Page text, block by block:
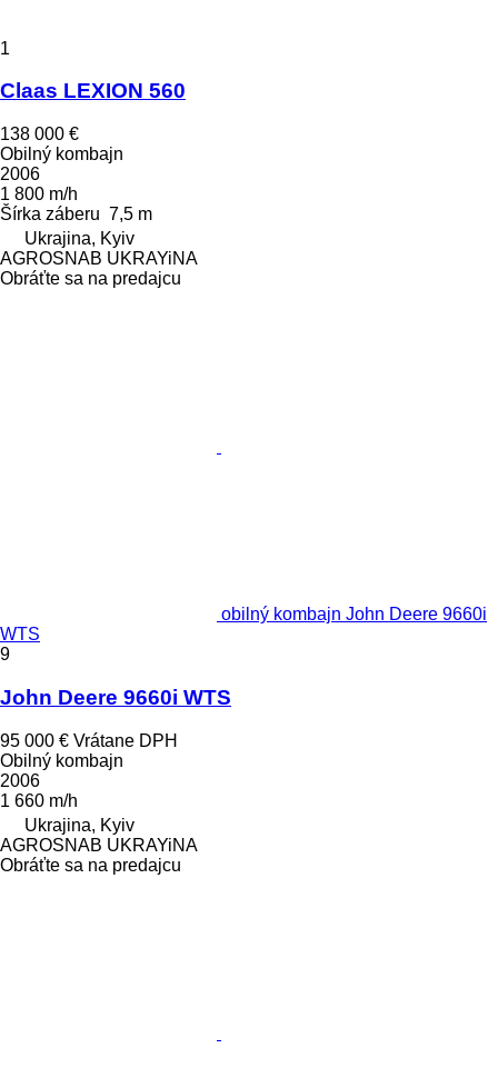
1
Claas LEXION 560
138 000 €
Obilný kombajn
2006
1 800 m/h
Šírka záberu 7,5 m
Ukrajina, Kyiv
AGROSNAB UKRAYiNA
Obráťte sa na predajcu
obilný kombajn John Deere 9660i
WTS
9
John Deere 9660i WTS
95 000 € Vrátane DPH
Obilný kombajn
2006
1 660 m/h
Ukrajina, Kyiv
AGROSNAB UKRAYiNA
Obráťte sa na predajcu